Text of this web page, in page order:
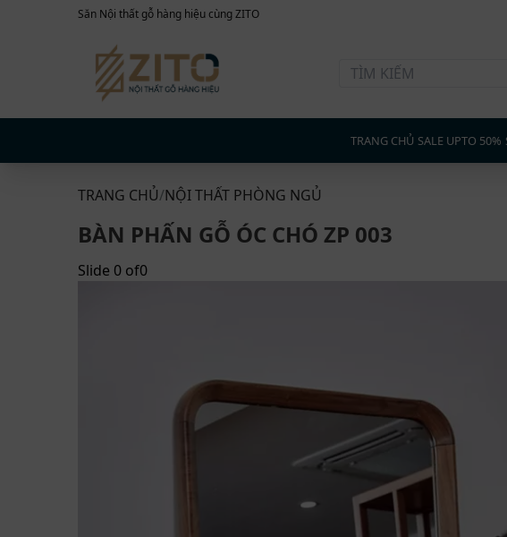
Săn Nội thất gỗ hàng hiệu cùng ZITO
TRANG CHỦ SALE UPTO 50%
TRANG CHỦ/NỘI THẤT PHÒNG NGỦ
BÀN PHẤN GỖ ÓC CHÓ ZP 003
Slide 0 of0